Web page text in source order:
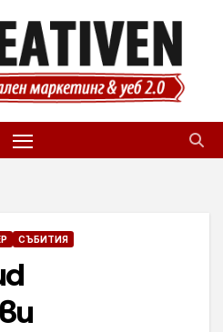
СЪБИТИЯ